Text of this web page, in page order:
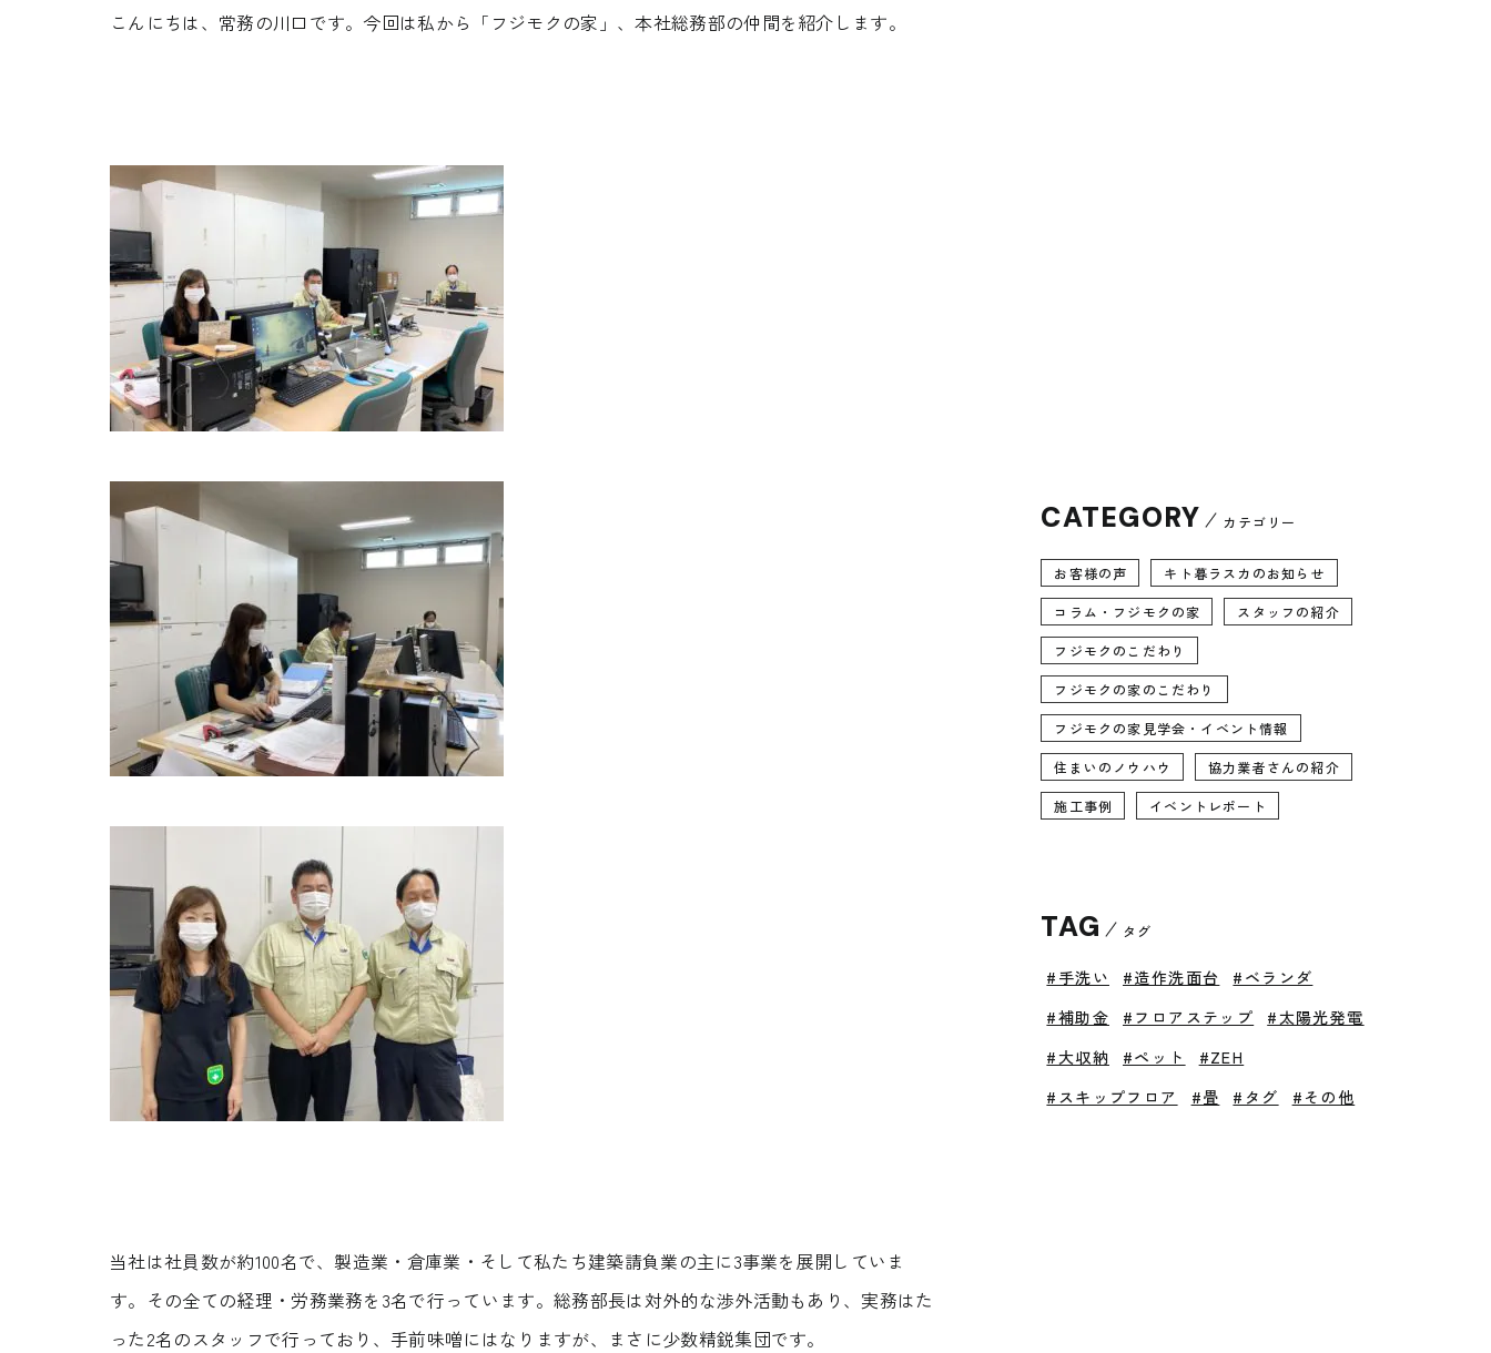
こんにちは、常務の川口です。今回は私から「フジモクの家」、本社総務部の仲間を紹介します。
当社は社員数が約100名で、製造業・倉庫業・そして私たち建築請負業の主に3事業を展開していま
す。その全ての経理・労務業務を3名で行っています。総務部長は対外的な渉外活動もあり、実務はた
った2名のスタッフで行っており、手前味噌にはなりますが、まさに少数精鋭集団です。
CATEGORY カテゴリー
お客様の声 キト暮ラスカのお知らせ
コラム・フジモクの家 スタッフの紹介
フジモクのこだわり
フジモクの家のこだわり
フジモクの家見学会・イベント情報
住まいのノウハウ 協力業者さんの紹介
施工事例 イベントレポート
TAG タグ
#手洗い #造作洗面台
#ベランダ
#補助金
#フロアステップ
#太陽光発電
#大収納
#ペット
#ZEH
#スキップフロア
#畳 #タグ #その他